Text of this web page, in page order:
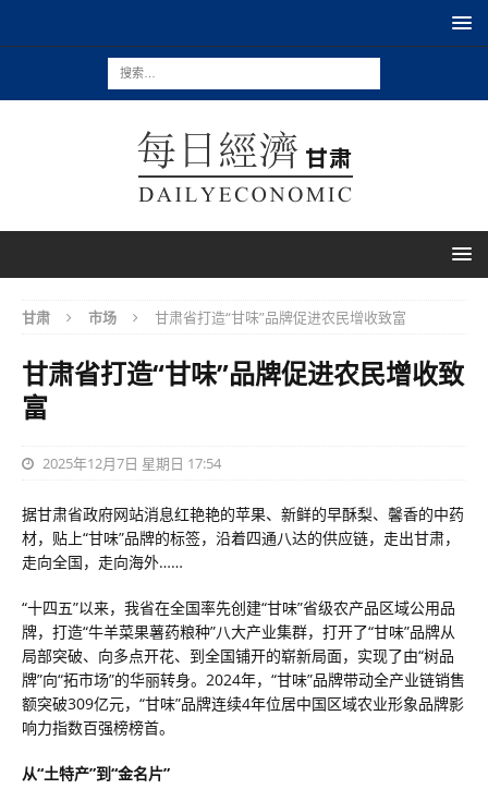
甘肃 市场 甘肃省打造“甘味”品牌促进农民增收致富
甘肃省打造“甘味”品牌促进农民增收致
富
2025年12月7日 星期日 17:54
据甘肃省政府网站消息红艳艳的苹果、新鲜的早酥梨、馨香的中药
材，贴上“甘味”品牌的标签，沿着四通八达的供应链，走出甘肃，
走向全国，走向海外……
“十四五”以来，我省在全国率先创建“甘味”省级农产品区域公用品
牌，打造“牛羊菜果薯药粮种”八大产业集群，打开了“甘味”品牌从
局部突破、向多点开花、到全国铺开的崭新局面，实现了由“树品
牌”向“拓市场”的华丽转身。2024年，“甘味”品牌带动全产业链销售
额突破309亿元，“甘味”品牌连续4年位居中国区域农业形象品牌影
响力指数百强榜榜首。
从“土特产”到“金名片”